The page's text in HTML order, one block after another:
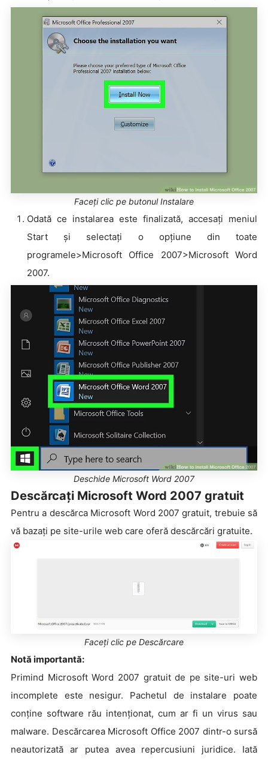
Faceți clic pe butonul Instalare
Odată ce instalarea este finalizată, accesați meniul
Start și selectați o opțiune din toate
programele>Microsoft Office 2007>Microsoft Word
2007.
Deschide Microsoft Word 2007
Descărcați Microsoft Word 2007 gratuit
Pentru a descărca Microsoft Word 2007 gratuit, trebuie să
vă bazați pe site-urile web care oferă descărcări gratuite.
Faceți clic pe Descărcare
Notă importantă:
Primind Microsoft Word 2007 gratuit de pe site-uri web
incomplete este nesigur. Pachetul de instalare poate
conține software rău intenționat, cum ar fi un virus sau
malware. Descărcarea Microsoft Office 2007 dintr-o sursă
neautorizată ar putea avea repercusiuni juridice. Iată